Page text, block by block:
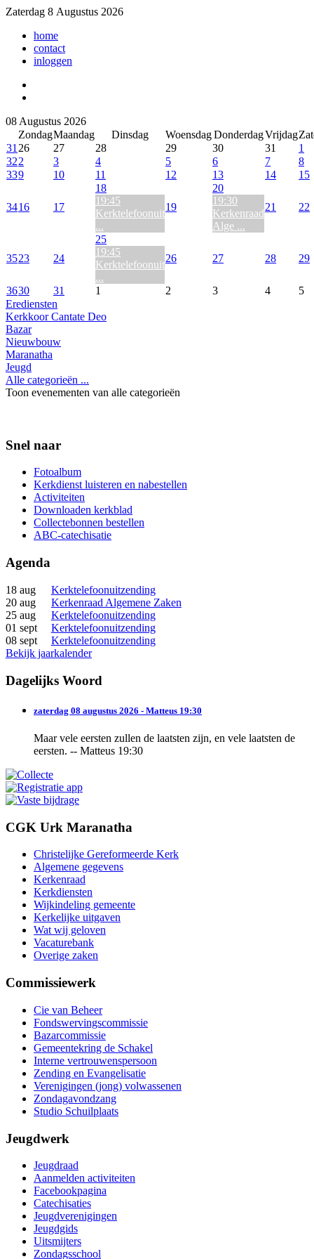
Zaterdag 8 Augustus 2026
home
contact
inloggen
08 Augustus 2026
ZondagMaandag Dinsdag WoensdagDonderdagVrijdag
31 26 27 28 29 30 31
1
322 3 4 5 6 7
8
339 10 11 12 13 14 15
3416 17
18
19:45
Kerktelefoonuit
...
19
20
19:30
Kerkenraad
Alge ...
21 22
3523 24
25
19:45
Kerktelefoonuit
...
26 27 28 29
3630 31 1 2 3 4
5
Erediensten
Kerkkoor Cantate Deo
Bazar
Nieuwbouw
Maranatha
Jeugd
Alle categorieën ...
Toon evenementen van alle categorieën
Snel naar
Fotoalbum
Kerkdienst luisteren en nabestellen
Activiteiten
Downloaden kerkblad
Collectebonnen bestellen
ABC-catechisatie
Agenda
18 aug
Kerktelefoonuitzending
20 aug
Kerkenraad Algemene Zaken
25 aug
Kerktelefoonuitzending
01 sept
Kerktelefoonuitzending
08 sept
Kerktelefoonuitzending
Bekijk jaarkalender
Dagelijks Woord
zaterdag 08 augustus 2026 - Matteus 19:30
Maar vele eersten zullen de laatsten zijn, en vele laatsten de
eersten. -- Matteus 19:30
CGK Urk Maranatha
Christelijke Gereformeerde Kerk
Algemene gegevens
Kerkenraad
Kerkdiensten
Wijkindeling gemeente
Kerkelijke uitgaven
Wat wij geloven
Vacaturebank
Overige zaken
Commissiewerk
Cie van Beheer
Fondswervingscommissie
Bazarcommissie
Gemeentekring de Schakel
Interne vertrouwenspersoon
Zending en Evangelisatie
Verenigingen (jong) volwassenen
Zondagavondzang
Studio Schuilplaats
Jeugdwerk
Jeugdraad
Aanmelden activiteiten
Facebookpagina
Catechisaties
Jeugdverenigingen
Jeugdgids
Uitsmijters
Zondagsschool